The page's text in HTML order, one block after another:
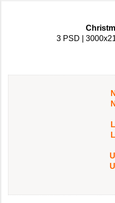
3 PSD |